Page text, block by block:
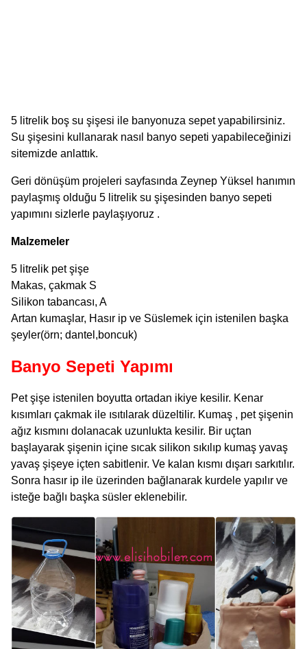
5 litrelik boş su şişesi ile banyonuza sepet yapabilirsiniz.
Su şişesini kullanarak nasıl banyo sepeti yapabileceğinizi
sitemizde anlattık.
Geri dönüşüm projeleri sayfasında Zeynep Yüksel hanımın
paylaşmış olduğu 5 litrelik su şişesinden banyo sepeti
yapımını sizlerle paylaşıyoruz .
Malzemeler
5 litrelik pet şişe
Makas, çakmak S
Silikon tabancası, A
Artan kumaşlar, Hasır ip ve Süslemek için istenilen başka
şeyler(örn; dantel,boncuk)
Banyo Sepeti Yapımı
Pet şişe istenilen boyutta ortadan ikiye kesilir. Kenar
kısımları çakmak ile ısıtılarak düzeltilir. Kumaş , pet şişenin
ağız kısmını dolanacak uzunlukta kesilir. Bir uçtan
başlayarak şişenin içine sıcak silikon sıkılıp kumaş yavaş
yavaş şişeye içten sabitlenir. Ve kalan kısmı dışarı sarkıtılır.
Sonra hasır ip ile üzerinden bağlanarak kurdele yapılır ve
isteğe bağlı başka süsler eklenebilir.